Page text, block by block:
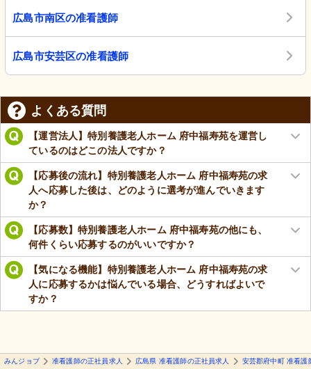
広島市南区の准看護師
広島市安芸区の准看護師
よくある質問
【運営法人】特別養護老人ホーム 府中福寿苑を運営し
ているのはどこの法人ですか？
【応募後の流れ】特別養護老人ホーム 府中福寿苑の求
人へ応募した後は、どのように選考が進んでいきます
か？
【応募数】特別養護老人ホーム 府中福寿苑の他にも、
何件くらい応募するのがいいですか？
【気になる機能】特別養護老人ホーム 府中福寿苑の求
人に応募するかは悩んでいる場合、どうすればよいで
すか？
みんジョブ 准看護師の正社員求人 広島県 准看護師の正社員求人 安芸郡府中町 准看護